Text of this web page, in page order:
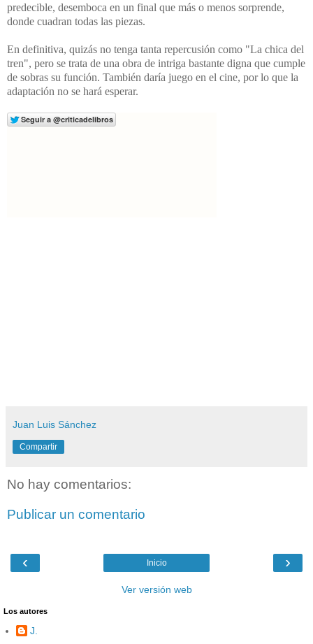
predecible, desemboca en un final que más o menos sorprende,
donde cuadran todas las piezas.
En definitiva, quizás no tenga tanta repercusión como "La chica del
tren", pero se trata de una obra de intriga bastante digna que cumple
de sobras su función. También daría juego en el cine, por lo que la
adaptación no se hará esperar.
Juan Luis Sánchez
Compartir
No hay comentarios:
Publicar un comentario
‹ ›
Inicio
Ver versión web
Los autores
J.